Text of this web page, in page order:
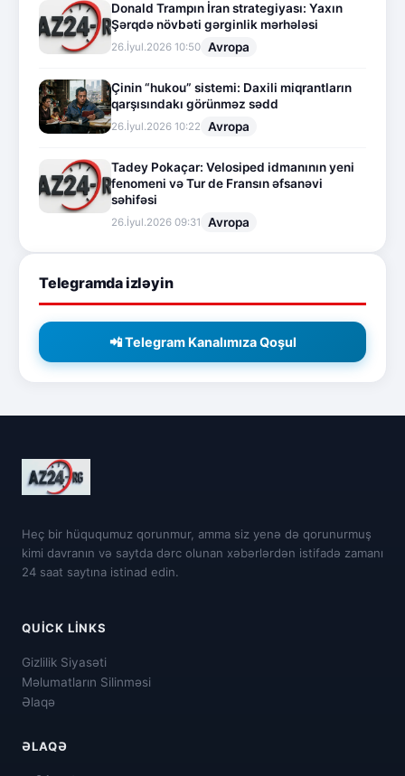
Donald Trampın İran strategiyası: Yaxın
Şərqdə növbəti gərginlik mərhələsi
26.İyul.2026 10:50 Avropa
Çinin “hukou” sistemi: Daxili miqrantların
qarşısındakı görünməz sədd
26.İyul.2026 10:22 Avropa
Tadey Pokaçar: Velosiped idmanının yeni
fenomeni və Tur de Fransın əfsanəvi
səhifəsi
26.İyul.2026 09:31 Avropa
Telegramda izləyin
📲 Telegram Kanalımıza Qoşul
Heç bir hüququmuz qorunmur, amma siz yenə də qorunurmuş
kimi davranın və saytda dərc olunan xəbərlərdən istifadə zamanı
24 saat saytına istinad edin.
QUICK LINKS
Gizlilik Siyasəti
Məlumatların Silinməsi
Əlaqə
ƏLAQƏ